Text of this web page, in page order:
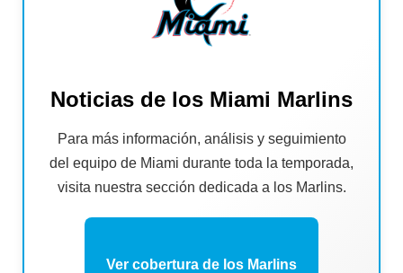
Noticias de los Miami Marlins
Para más información, análisis y seguimiento
del equipo de Miami durante toda la temporada,
visita nuestra sección dedicada a los Marlins.
Ver cobertura de los Marlins